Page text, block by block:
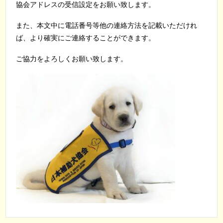
協会アドレスの受信設定をお願い致します。
また、本文中に電話番号等他の連絡方法を記載いただけれ
ば、より確実にご連絡することができます。
ご協力をよろしくお願い致します。